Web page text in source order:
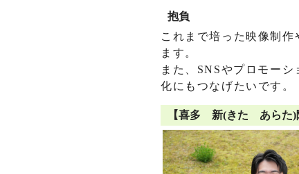
抱負
これまで培った映像制
ます。
また、SNSやプロモー
化にもつなげたいです。
【喜多 新(きた あらた)